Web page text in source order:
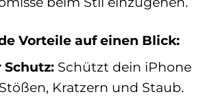
Vorteile auf einen Blick:
Schützt dein iPhone
Kratzern und Staub.